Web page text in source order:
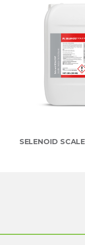
SELENOID